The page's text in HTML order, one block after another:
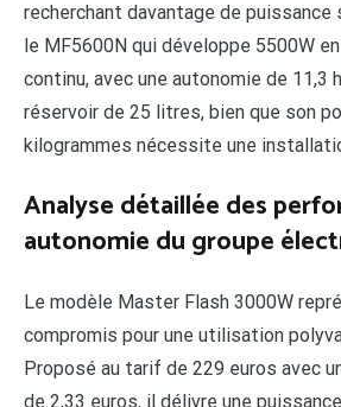
recherchant davantage de
le MF5600N qui développe 5500W
continu, avec une autonomie de 11,3
réservoir de 25 litres, bien que son
kilogrammes nécessite une
Analyse détaillée des
autonomie du groupe
Le modèle Master Flash 3000W
compromis pour une utilisation
Proposé au tarif de 229 euros avec
de 2,33 euros, il délivre une